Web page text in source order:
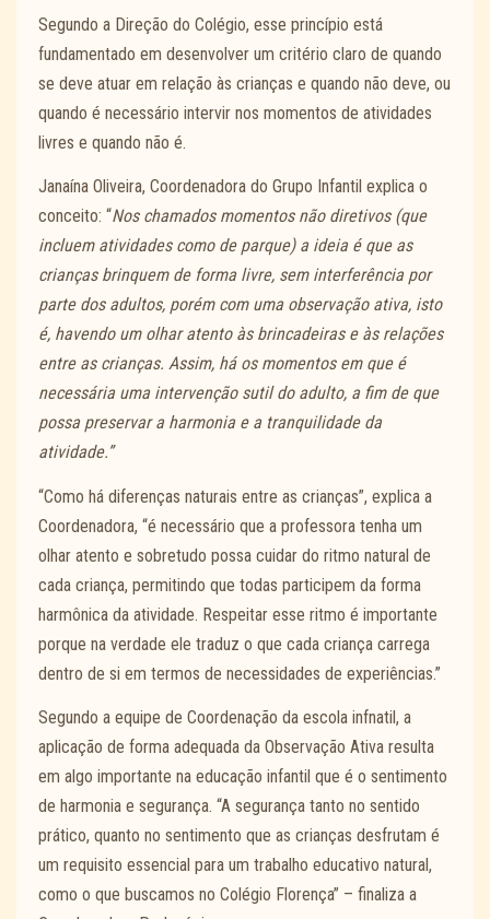
Segundo a Direção do Colégio, esse princípio está
fundamentado em desenvolver um critério claro de quando
se deve atuar em relação às crianças e quando não deve, ou
quando é necessário intervir nos momentos de atividades
livres e quando não é.
Janaína Oliveira, Coordenadora do Grupo Infantil explica o
conceito: “Nos chamados momentos não diretivos (que
incluem atividades como de parque) a ideia é que as
crianças brinquem de forma livre, sem interferência por
parte dos adultos, porém com uma observação ativa, isto
é, havendo um olhar atento às brincadeiras e às relações
entre as crianças. Assim, há os momentos em que é
necessária uma intervenção sutil do adulto, a fim de que
possa preservar a harmonia e a tranquilidade da
atividade.”
“Como há diferenças naturais entre as crianças”, explica a
Coordenadora, “é necessário que a professora tenha um
olhar atento e sobretudo possa cuidar do ritmo natural de
cada criança, permitindo que todas participem da forma
harmônica da atividade. Respeitar esse ritmo é importante
porque na verdade ele traduz o que cada criança carrega
dentro de si em termos de necessidades de experiências.”
Segundo a equipe de Coordenação da escola infnatil, a
aplicação de forma adequada da Observação Ativa resulta
em algo importante na educação infantil que é o sentimento
de harmonia e segurança. “A segurança tanto no sentido
prático, quanto no sentimento que as crianças desfrutam é
um requisito essencial para um trabalho educativo natural,
como o que buscamos no Colégio Florença” – finaliza a